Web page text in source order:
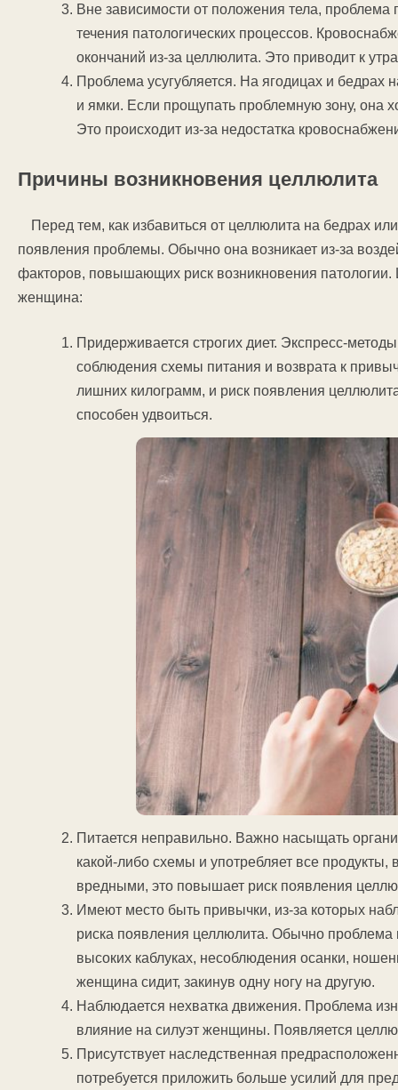
Вне зависимости от положения тела,
течения патологических процессов.
окончаний из-за целлюлита. Это приводит к
Проблема усугубляется. На ягодицах и бедрах
и ямки. Если прощупать проблемную зону, она
Это происходит из-за недостатка
Причины возникновения целлюлита
Перед тем, как избавиться от целлюлита на бедрах
появления проблемы. Обычно она возникает из-за
факторов, повышающих риск возникновения
женщина:
Придерживается строгих диет. Экспресс-
соблюдения схемы питания и возврата к
лишних килограмм, и риск появления
способен удвоиться.
Питается неправильно. Важно насыщать
какой-либо схемы и употребляет все
вредными, это повышает риск появления
Имеют место быть привычки, из-за которых
риска появления целлюлита. Обычно
высоких каблуках, несоблюдения осанки,
женщина сидит, закинув одну ногу на другую.
Наблюдается нехватка движения. Проблема
влияние на силуэт женщины. Появляется
Присутствует наследственная
потребуется приложить больше усилий для